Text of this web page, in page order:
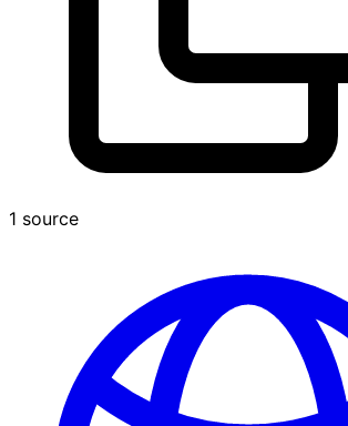
1 source